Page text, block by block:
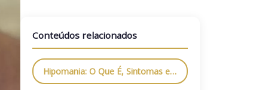
Conteúdos relacionados
Hipomania: O Que É, Sintomas e Como Tratar com Segurança